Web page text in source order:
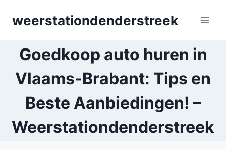
weerstationdenderstreek
Goedkoop auto huren in
Vlaams-Brabant: Tips en
Beste Aanbiedingen! –
Weerstationdenderstreek